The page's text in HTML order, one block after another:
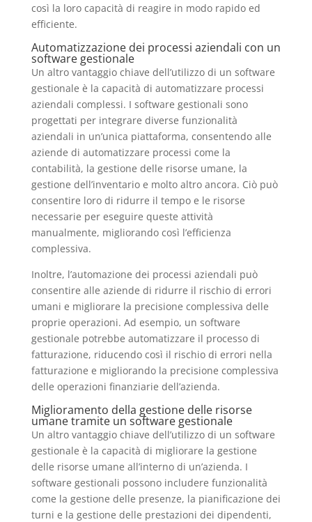
così la loro capacità di reagire in modo rapido ed
efficiente.
Automatizzazione dei processi aziendali con un
software gestionale
Un altro vantaggio chiave dell’utilizzo di un software
gestionale è la capacità di automatizzare processi
aziendali complessi. I software gestionali sono
progettati per integrare diverse funzionalità
aziendali in un’unica piattaforma, consentendo alle
aziende di automatizzare processi come la
contabilità, la gestione delle risorse umane, la
gestione dell’inventario e molto altro ancora. Ciò può
consentire loro di ridurre il tempo e le risorse
necessarie per eseguire queste attività
manualmente, migliorando così l’efficienza
complessiva.
Inoltre, l’automazione dei processi aziendali può
consentire alle aziende di ridurre il rischio di errori
umani e migliorare la precisione complessiva delle
proprie operazioni. Ad esempio, un software
gestionale potrebbe automatizzare il processo di
fatturazione, riducendo così il rischio di errori nella
fatturazione e migliorando la precisione complessiva
delle operazioni finanziarie dell’azienda.
Miglioramento della gestione delle risorse
umane tramite un software gestionale
Un altro vantaggio chiave dell’utilizzo di un software
gestionale è la capacità di migliorare la gestione
delle risorse umane all’interno di un’azienda. I
software gestionali possono includere funzionalità
come la gestione delle presenze, la pianificazione dei
turni e la gestione delle prestazioni dei dipendenti,